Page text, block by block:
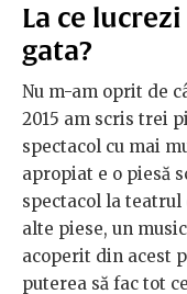
La ce
gata?
Nu m-am oprit de
2015 am scris trei
spectacol cu mai
apropiat e o piesă
spectacol la teatrul
alte piese, un
acoperit din acest
puterea să fac tot